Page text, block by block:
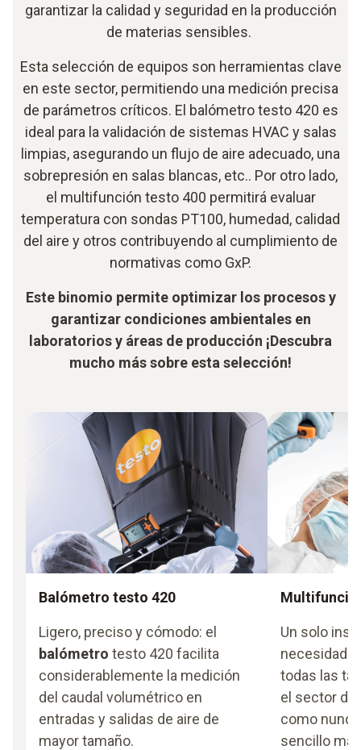
garantizar la calidad y seguridad en la producción
de materias sensibles.
Esta selección de equipos son herramientas clave
en este sector, permitiendo una medición precisa
de parámetros críticos. El balómetro testo 420 es
ideal para la validación de sistemas HVAC y salas
limpias, asegurando un flujo de aire adecuado, una
sobrepresión en salas blancas, etc.. Por otro lado,
el multifunción testo 400 permitirá evaluar
temperatura con sondas PT100, humedad, calidad
del aire y otros contribuyendo al cumplimiento de
normativas como GxP.
Este binomio permite optimizar los procesos y
garantizar condiciones ambientales en
laboratorios y áreas de producción ¡Descubra
mucho más sobre esta selección!
Balómetro testo 420
Ligero, preciso y cómodo: el
balómetro testo 420 facilita
considerablemente la medición
del caudal volumétrico en
entradas y salidas de aire de
mayor tamaño.
Un solo
todas las
el sector de
como
sencillo